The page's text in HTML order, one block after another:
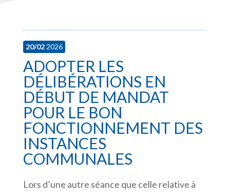
20/022026
ADOPTER LES
DÉLIBÉRATIONS EN
DÉBUT DE MANDAT
POUR LE BON
FONCTIONNEMENT DES
INSTANCES
COMMUNALES
Lors d’une autre séance que celle relative à